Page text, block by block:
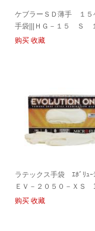
ケブラーＳＤ薄手 １５
手袋|||ＨＧ－１５ Ｓ
双 袋入/芳纶SD薄15号
购买 收藏
ラテックス手袋 ｴﾎﾞﾘｭｰｼ
ＥＶ－２０５０－ＸＳ
入/
购买 收藏